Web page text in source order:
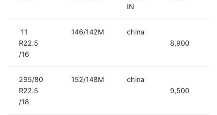
IN
11
R22.5
/16
146/142M
china
8,900
295/80
R22.5
/18
152/148M
china
9,500